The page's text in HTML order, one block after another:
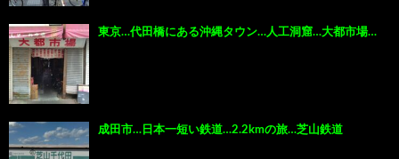
東京…代田橋にある沖縄タウン…人工洞窟…大都市場…
成田市…日本一短い鉄道…2.2kmの旅…芝山鉄道